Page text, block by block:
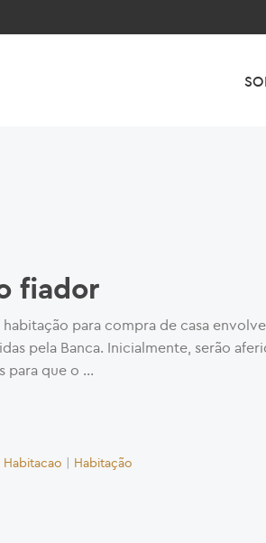
fiador
para compra de casa
pela Banca. Inicialmente, serão
para que o …
| Habitação